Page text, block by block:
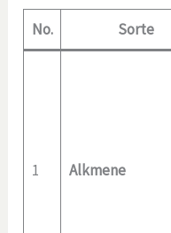
No. Sorte
1 Alkmene